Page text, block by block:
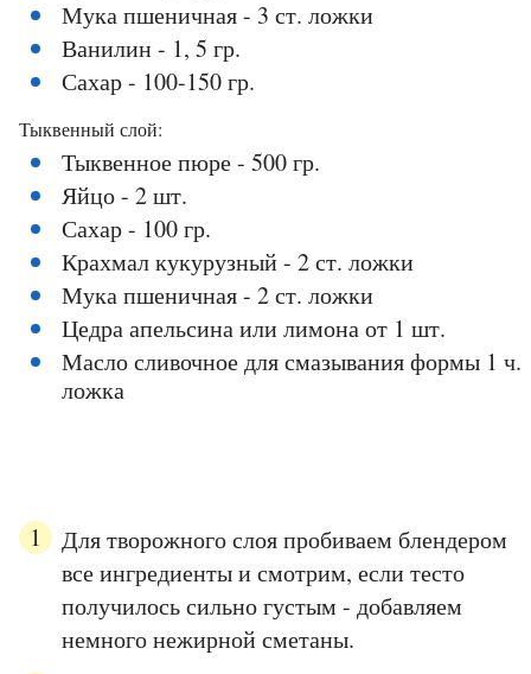
Мука пшеничная - 3 ст. ложки
Ванилин - 1, 5 гр.
Сахар - 100-150 гр.
Тыквенный слой:
Тыквенное пюре - 500 гр.
Яйцо - 2 шт.
Сахар - 100 гр.
Крахмал кукурузный - 2 ст. ложки
Мука пшеничная - 2 ст. ложки
Цедра апельсина или лимона от 1 шт.
Масло сливочное для смазывания формы 1 ч.
ложка
Для творожного слоя пробиваем блендером
все ингредиенты и смотрим, если тесто
получилось сильно густым - добавляем
немного нежирной сметаны.